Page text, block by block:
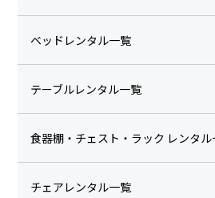
ベッドレンタル一覧
テーブルレンタル一覧
食器棚・チェスト・ラック レンタル
チェアレンタル一覧